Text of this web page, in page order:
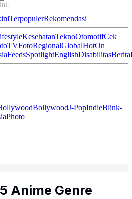
TerpopulerRekomendasi
KesehatanTeknoOtomotifCek
TVFotoRegionalGlobalHotOn
FeedsSpotlightEnglishDisabilitasBerita
BollywoodJ-PopIndieBlink-
Photo
Anime Genre